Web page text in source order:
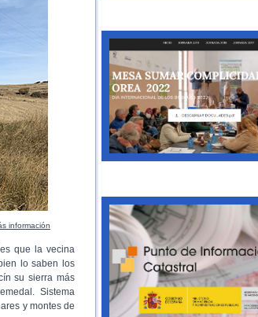
información
que la vecina
lo saben los
su sierra más
Sistema
y montes de